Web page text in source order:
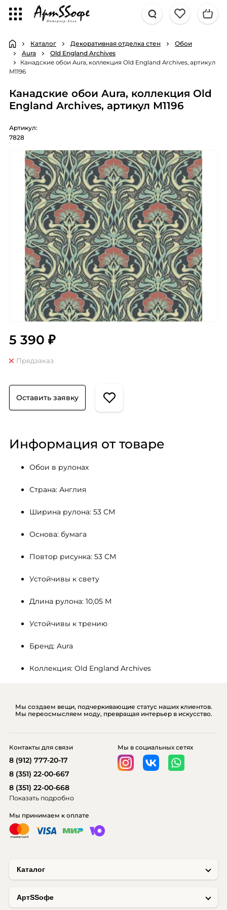
Каталог Декоративная отделка стен
Обои
Aura
Old England Archives
Канадские обои Aura, коллекция Old England Archives, артикул
M1196
Канадские обои Aura, коллекция Old
England Archives, артикул M1196
Артикул:
7828
5 390 ₽
Предзаказ
Оставить заявку
Информация от товаре
Обои в рулонах
Страна: Англия
Ширина рулона: 53 СМ
Основа: бумага
Повтор рисунка: 53 СМ
Устойчивы к свету
Длина рулона: 10,05 М
Устойчивы к трению
Бренд: Aura
Коллекция: Old England Archives
Мы создаем вещи, подчеркивающие статус наших клиентов.
Мы переосмысляем моду, превращая интерьер в искусство.
Каталог
AртSSофе
Мы принимаем к оплате
Мы в социальных сетях
Контакты для связи
8 (912) 777-20-17
8 (351) 22-00-667
8 (351) 22-00-668
Показать подробно